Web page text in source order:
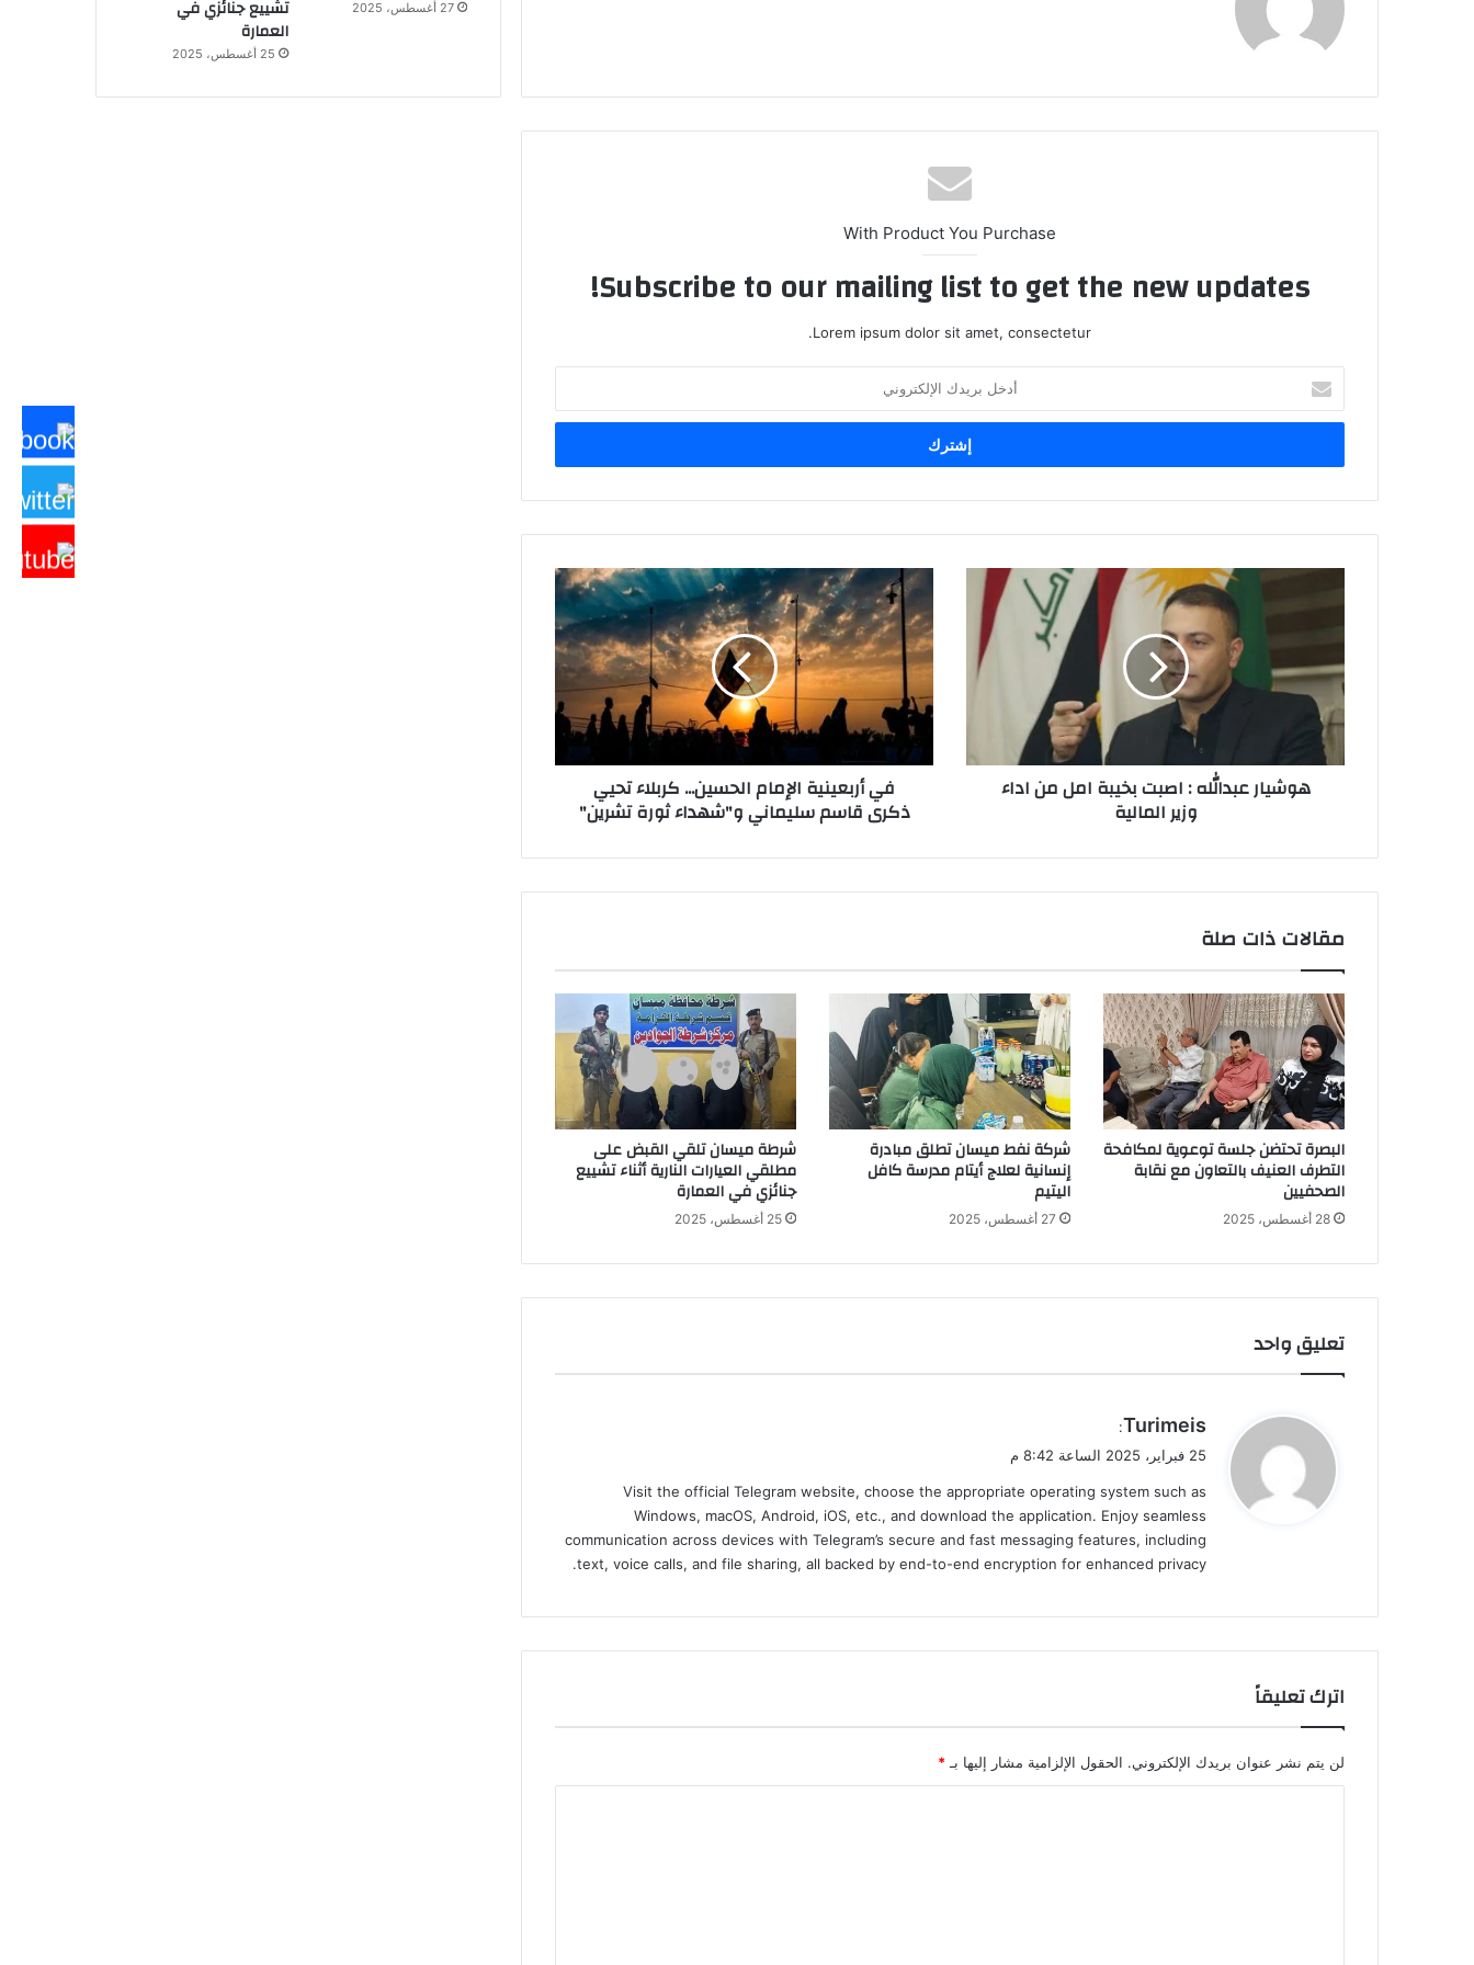
With Product You Purchase
Subscribe to our mailing list to get the new updates!
Lorem ipsum dolor sit amet, consectetur.
بريدك
الإلكتروني
بخيبة
امل
من
اداء
وزير
الماليةهوشيار عبدالله : اصبت بخيبة امل من اداء
وزير المالية
في
أربعينية
الإمام
الحسين...
كربلاء
تحيي
ذكرى
قاسم
سليماني
و"شهداء
ثورة
في أربعينية الإمام الحسين... كربلاء تحيي
ذكرى قاسم سليماني و"شهداء ثورة تشرين"
مقالات ذات صلة
البصرة تحتضن جلسة توعوية لمكافحة
التطرف العنيف بالتعاون مع نقابة
الصحفيين
28 أغسطس، 2025
شركة نفط ميسان تطلق مبادرة
إنسانية لعلاج أيتام مدرسة كافل
اليتيم
27 أغسطس، 2025
شرطة ميسان تلقي القبض على
مطلقي العيارات النارية أثناء تشييع
جنائزي في العمارة
25 أغسطس، 2025
تعليق واحد
ي
ل
Turimeis
:
25 فبراير، 2025 الساعة 8:42 م
Visit the official Telegram website, choose the appropriate operating system such as
Windows, macOS, Android, iOS, etc., and download the application. Enjoy seamless
communication across devices with Telegram’s secure and fast messaging features, including
text, voice calls, and file sharing, all backed by end-to-end encryption for enhanced privacy.
اترك تعليقاً
لن يتم نشر عنوان بريدك الإلكتروني. الحقول الإلزامية مشار إليها بـ *
27 أغسطس، 2025
تشييع جنائزي في
العمارة
25 أغسطس، 2025